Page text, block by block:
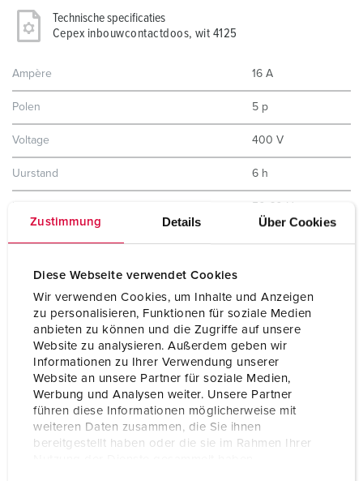
Zustimmung Details Über Cookies
Diese Webseite verwendet Cookies
Wir verwenden Cookies, um Inhalte und Anzeigen
zu personalisieren, Funktionen für soziale Medien
anbieten zu können und die Zugriffe auf unsere
Website zu analysieren. Außerdem geben wir
Informationen zu Ihrer Verwendung unserer
Website an unsere Partner für soziale Medien,
Werbung und Analysen weiter. Unsere Partner
führen diese Informationen möglicherweise mit
weiteren Daten zusammen, die Sie ihnen
bereitgestellt haben oder die sie im Rahmen Ihrer
Technische specificaties
Cepex inbouwcontactdoos, wit 4125
Ampère 16 A
Polen 5 p
Voltage 400 V
Uurstand 6 h
Beschermingsgraad
Kinderbeveiliging
278 g
Certificeringen